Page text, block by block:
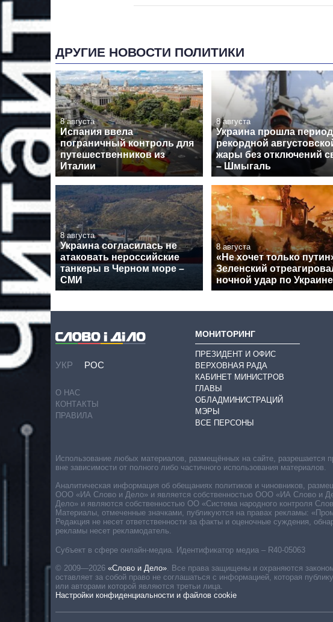
ДРУГИЕ НОВОСТИ ПОЛИТИКИ
8 августа
Испания ввела
пограничный контроль для
путешественников из
Италии
8 августа
Украина прошла период
рекордной
жары без отключений
– Шмыгаль
8 августа
Украина согласилась не
атаковать нероссийские
танкеры в Черном море –
СМИ
8 августа
«Не хочет только
Зеленский
ночной удар по Украине
УКР РОС
О НАС
КОНТАКТЫ
ПРАВИЛА
МОНИТОРИНГ
ПРЕЗИДЕНТ И ОФИС
ВЕРХОВНАЯ РАДА
КАБИНЕТ МИНИСТРОВ
ГЛАВЫ
ОБЛАДМИНИСТРАЦИЙ
МЭРЫ
ВСЕ ПЕРСОНЫ
Субъект в сфере онлайн-медиа. Идентификатор медиа – R40-05063
© 2009—2026 «Слово и Дело». Все права защищены и охраняются
оставляет за собой право не соглашаться с информацией, которая
или авторами которой являются третьи лица.
Настройки конфиденциальности и файлов cookie
Использование любых материалов, размещённых на сайте, разрешается
вне зависимости от полного либо частичного использования материалов.
Аналитическая информация об обещаниях политиков и чиновников,
ООО «ИА Слово и Дело» и является собственностью ООО «ИА Слово и
Дело» и являются собственностью ОО «Система народного контроля
Материалы, отмеченные значками, публикуются на правах рекламы:
Редакция не несет ответственности за факты и оценочные суждения,
рекламы несет рекламодатель.